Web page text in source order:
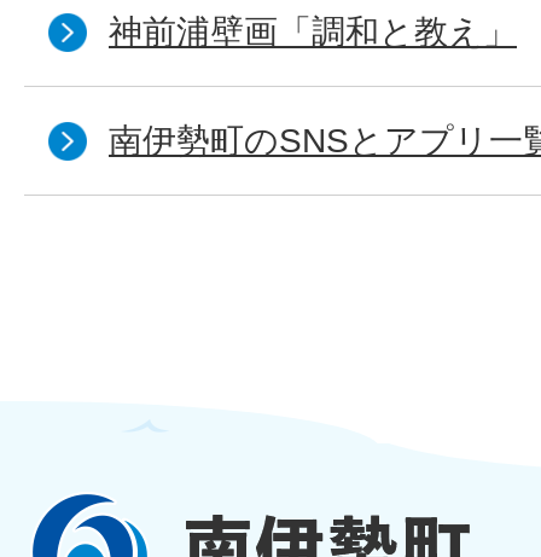
神前浦壁画「調和と教え」
南伊勢町のSNSとアプリ一